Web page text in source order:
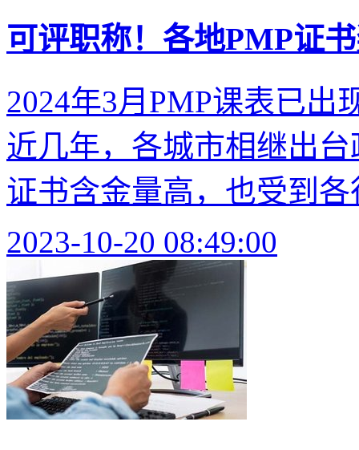
可评职称！各地PMP证
2024年3月PMP课表已出
近几年，各城市相继出
证书含金量高，也受到
2023-10-20 08:49:00